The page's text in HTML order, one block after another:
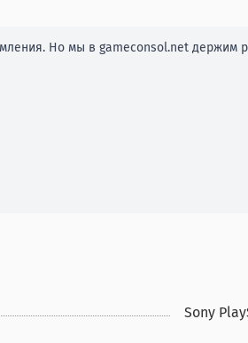
Но мы в gameconsol.net держим
Sony